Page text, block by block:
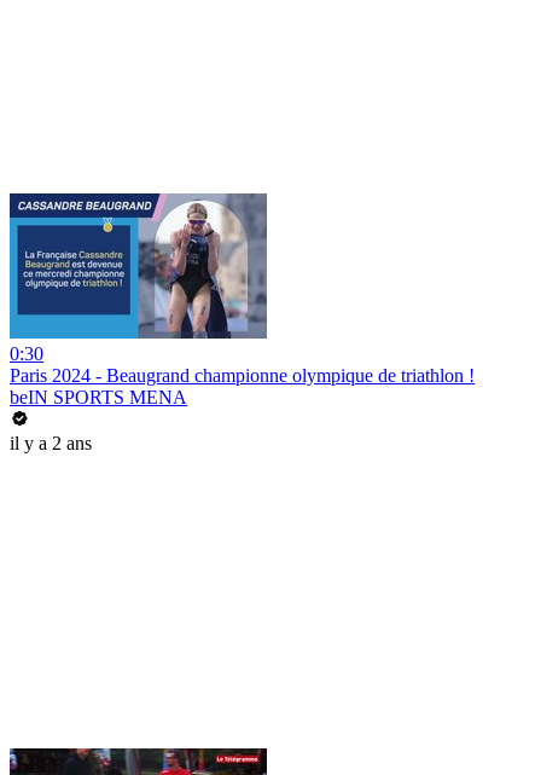
0:30
Paris 2024 - Beaugrand championne olympique de triathlon !
beIN SPORTS MENA
il y a 2 ans